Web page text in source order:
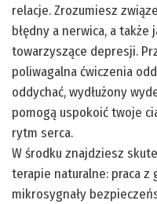
relacje. Zrozumiesz
błędny a nerwica, a
towarzyszące depresji.
poliwagalna ćwiczenia
oddychać, wydłużony
pomogą uspokoić twoje
rytm serca.
W środku znajdziesz
terapie naturalne: praca z
mikrosygnały